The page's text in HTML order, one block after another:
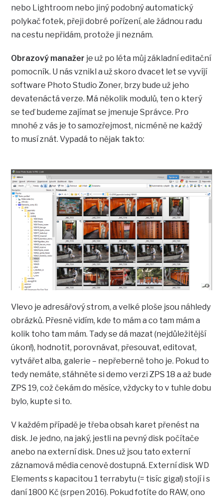
nebo Lightroom nebo jiný podobný automatický
polykač fotek, přeji dobré pořízení, ale žádnou radu
na cestu nepřidám, protože ji neznám.
Obrazový manažer je už po léta můj základní editační
pomocník. U nás vznikl a už skoro dvacet let se vyvíjí
software Photo Studio Zoner, brzy bude už jeho
devatenáctá verze. Má několik modulů, ten o který
se teď budeme zajímat se jmenuje Správce. Pro
mnohé z vás je to samozřejmost, nicméně ne každý
to musí znát. Vypadá to nějak takto:
Vlevo je adresářový strom, a velké ploše jsou náhledy
obrázků. Přesně vidím, kde to mám a co tam mám a
kolik toho tam mám. Tady se dá mazat (nejdůležitější
úkon!), hodnotit, porovnávat, přesouvat, editovat,
vytvářet alba, galerie – nepřeberně toho je. Pokud to
tedy nemáte, stáhněte si demo verzi ZPS 18 a až bude
ZPS 19, což čekám do měsíce, vždycky to v tuhle dobu
bylo, kupte si to.
V každém případě je třeba obsah karet přenést na
disk. Je jedno, na jaký, jestli na pevný disk počítače
anebo na externí disk. Dnes už jsou tato externí
záznamová média cenově dostupná. Externí disk WD
Elements s kapacitou 1 terrabytu (= tisíc giga!) stojí i s
daní 1800 Kč (srpen 2016). Pokud fotíte do RAW, ono